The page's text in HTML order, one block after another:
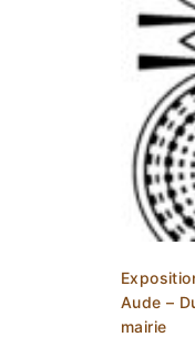
Aude –
mairie